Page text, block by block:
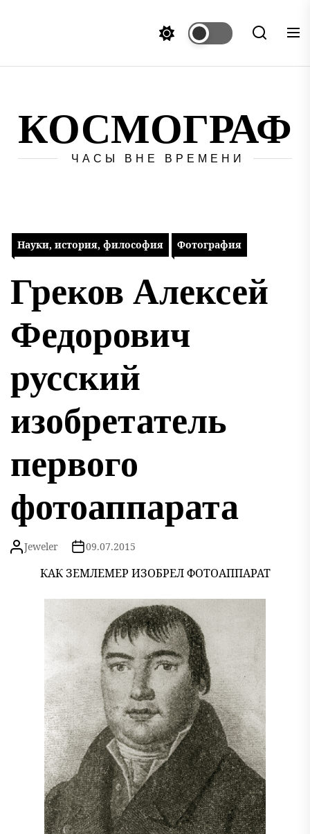
КОСМОГРАФ
ЧАСЫ ВНЕ ВРЕМЕНИ
Науки, история, философия Фотография
Греков Алексей
Федорович
русский
изобретатель
первого
фотоаппарата
Jeweler 09.07.2015
КАК ЗЕМЛЕМЕР ИЗОБРЕЛ ФОТОАППАРАТ